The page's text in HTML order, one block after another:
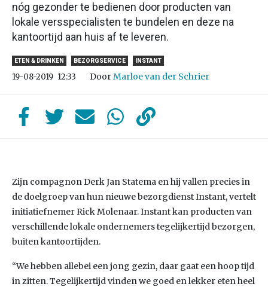
nóg gezonder te bedienen door producten van
lokale versspecialisten te bundelen en deze na
kantoortijd aan huis af te leveren.
ETEN & DRINKEN BEZORGSERVICE INSTANT
19-08-2019 12:33 DoorMarloe van der Schrier
Zijn compagnon Derk Jan Statema en hij vallen precies in
de doelgroep van hun nieuwe bezorgdienst Instant, vertelt
initiatiefnemer Rick Molenaar. Instant kan producten van
verschillende lokale ondernemers tegelijkertijd bezorgen,
buiten kantoortijden.
“We hebben allebei een jong gezin, daar gaat een hoop tijd
in zitten. Tegelijkertijd vinden we goed en lekker eten heel